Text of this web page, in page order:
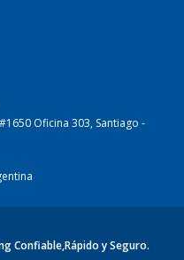
Oficina 303, Santiago -
Confiable,Rápido y Seguro.